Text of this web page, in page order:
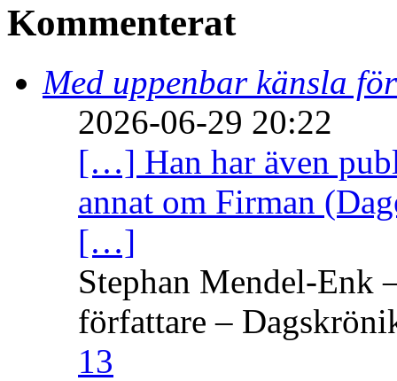
Kommenterat
Med uppenbar känsla
2026-06-29 20:22
[…] Han har även
annat om Firman
[…]
Stephan Mendel-Enk
författare –
13